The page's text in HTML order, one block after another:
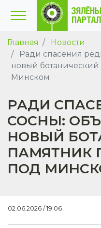
Главная
Новости
Ради спасения
новый
Минском
РАДИ
СОСНЫ:
НОВЫЙ
ПАМЯТНИК
ПОД
02.06.2026 / 19:06